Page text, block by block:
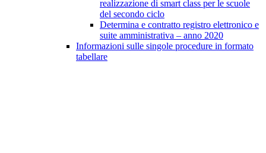
realizzazione di smart class per le scuole
del secondo ciclo
Determina e contratto registro elettronico e
suite amministrativa – anno 2020
Informazioni sulle singole procedure in formato
tabellare